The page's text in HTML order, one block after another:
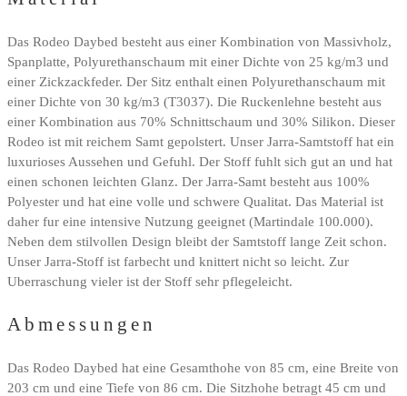
Das Rodeo Daybed besteht aus einer Kombination von Massivholz,
Spanplatte, Polyurethanschaum mit einer Dichte von 25 kg/m3 und
einer Zickzackfeder. Der Sitz enthalt einen Polyurethanschaum mit
einer Dichte von 30 kg/m3 (T3037). Die Ruckenlehne besteht aus
einer Kombination aus 70% Schnittschaum und 30% Silikon. Dieser
Rodeo ist mit reichem Samt gepolstert. Unser Jarra-Samtstoff hat ein
luxurioses Aussehen und Gefuhl. Der Stoff fuhlt sich gut an und hat
einen schonen leichten Glanz. Der Jarra-Samt besteht aus 100%
Polyester und hat eine volle und schwere Qualitat. Das Material ist
daher fur eine intensive Nutzung geeignet (Martindale 100.000).
Neben dem stilvollen Design bleibt der Samtstoff lange Zeit schon.
Unser Jarra-Stoff ist farbecht und knittert nicht so leicht. Zur
Uberraschung vieler ist der Stoff sehr pflegeleicht.
Abmessungen
Das Rodeo Daybed hat eine Gesamthohe von 85 cm, eine Breite von
203 cm und eine Tiefe von 86 cm. Die Sitzhohe betragt 45 cm und